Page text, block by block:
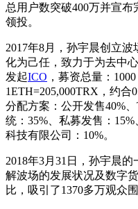
总用户数突破400万并宣布
领投。
2017年8月，孙宇晨创立
化为己任，致力于为去中
发起ICO ，募资总量：
1ETH=205,000TRX，约合
分配方案：公开发售40%
统：35%、私募发售：
科技有限公司：10%。
2018年3月31日，孙宇晨
解波场的发展状况及数字
比，吸引了1370多万观众围